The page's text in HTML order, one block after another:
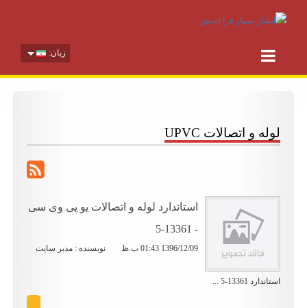
زبان:
لوله و اتصالات UPVC
استاندارد لوله و اتصالات یو پی وی سی
1396/12/09 01:43 ب.ظ نویسنده : مدیر سایت
استاندارد 13361-5 ...